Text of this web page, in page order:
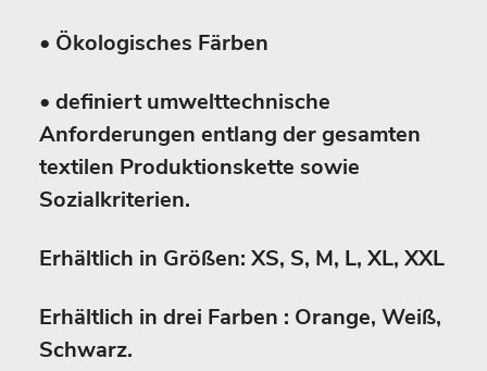
• Ökologisches Färben
• definiert umwelttechnische
Anforderungen entlang der gesamten
textilen Produktionskette sowie
Sozialkriterien.
Erhältlich in Größen: XS, S, M, L, XL, XXL
Erhältlich in drei Farben : Orange, Weiß,
Schwarz.